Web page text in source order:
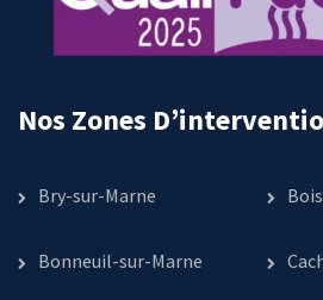
Nos Zones
Bry-sur-Marne
Bonneuil-sur-Marne